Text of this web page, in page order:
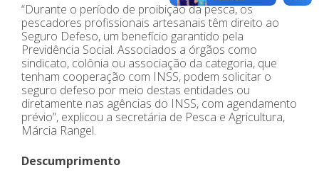
“Durante o período de proibição da pesca, os
pescadores profissionais artesanais têm direito ao
Seguro Defeso, um benefício garantido pela
Previdência Social. Associados a órgãos como
sindicato, colônia ou associação da categoria, que
tenham cooperação com INSS, podem solicitar o
seguro defeso por meio destas entidades ou
diretamente nas agências do INSS, com agendamento
prévio”, explicou a secretária de Pesca e Agricultura,
Márcia Rangel.
Descumprimento